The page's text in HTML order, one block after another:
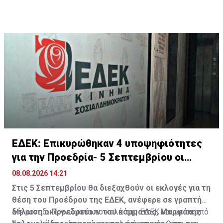
ΕΔΕΚ: Επικυρώθηκαν 4 υποψηφιότητες
για την Προεδρία- 5 Σεπτεμβρίου οι
εκλογές
08.08.2026 14:21
Στις 5 Σεπτεμβρίου θα διεξαχθούν οι εκλογές για τη
θέση του Προέδρου της ΕΔΕΚ, ανέφερε σε γραπτή
δήλωση ο Προεδρεύων του κόμματος, Μορφάκης
Με μοναδικό γνώμονα το καλό της ΕΔΕΚ και με σκοπό